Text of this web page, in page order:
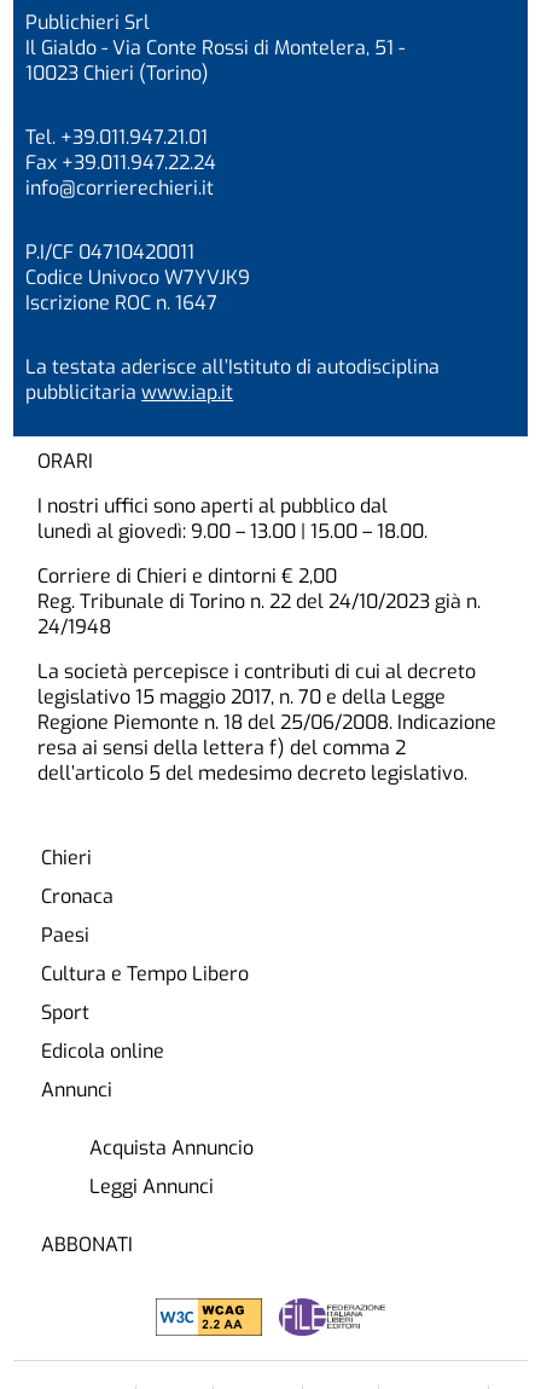
Publichieri Srl
Il Gialdo - Via Conte Rossi di Montelera, 51 -
10023 Chieri (Torino)
Tel. +39.011.947.21.01
Fax +39.011.947.22.24
info@corrierechieri.it
P.I/CF 04710420011
Codice Univoco W7YVJK9
Iscrizione ROC n. 1647
La testata aderisce all’Istituto di autodisciplina
pubblicitariawww.iap.it
ORARI
I nostri uffici sono aperti al pubblico dal
lunedì al giovedì: 9.00 – 13.00 | 15.00 – 18.00.
Corriere di Chieri e dintorni € 2,00
Reg. Tribunale di Torino n. 22 del 24/10/2023 già n.
24/1948
La società percepisce i contributi di cui al decreto
legislativo 15 maggio 2017, n. 70 e della Legge
Regione Piemonte n. 18 del 25/06/2008. Indicazione
resa ai sensi della lettera f) del comma 2
dell’articolo 5 del medesimo decreto legislativo.
Chieri
Cronaca
Paesi
Cultura e Tempo Libero
Sport
Edicola online
Annunci
Acquista Annuncio
Leggi Annunci
ABBONATI